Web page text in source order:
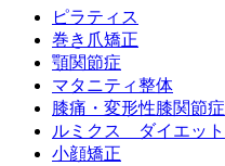
ピラティス
巻き爪矯正
顎関節症
マタニティ整体
膝痛・変形性膝関節症
ルミクス ダイエット
小顔矯正